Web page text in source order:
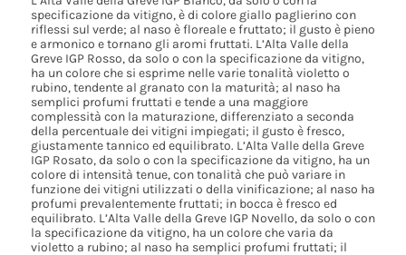
specificazione da vitigno, è di colore giallo paglierino con
riflessi sul verde; al naso è floreale e fruttato; il gusto è pieno
e armonico e tornano gli aromi fruttati. L’Alta Valle della
Greve IGP Rosso, da solo o con la specificazione da vitigno,
ha un colore che si esprime nelle varie tonalità violetto o
rubino, tendente al granato con la maturità; al naso ha
semplici profumi fruttati e tende a una maggiore
complessità con la maturazione, differenziato a seconda
della percentuale dei vitigni impiegati; il gusto è fresco,
giustamente tannico ed equilibrato. L’Alta Valle della Greve
IGP Rosato, da solo o con la specificazione da vitigno, ha un
colore di intensità tenue, con tonalità che può variare in
funzione dei vitigni utilizzati o della vinificazione; al naso ha
profumi prevalentemente fruttati; in bocca è fresco ed
equilibrato. L’Alta Valle della Greve IGP Novello, da solo o con
la specificazione da vitigno, ha un colore che varia da
violetto a rubino; al naso ha semplici profumi fruttati; il